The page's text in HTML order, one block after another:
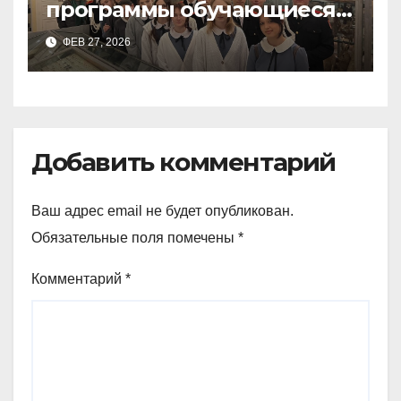
программы обучающиеся
9а,8,9б классов посетили
зоологический музей и
ФЕВ 27, 2026
Добавить комментарий
Ваш адрес email не будет опубликован.
Обязательные поля помечены *
Комментарий *